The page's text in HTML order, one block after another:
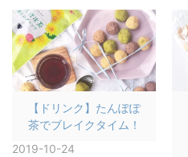
【ドリンク】たんぽぽ
茶でブレイクタイム！
2019-10-24